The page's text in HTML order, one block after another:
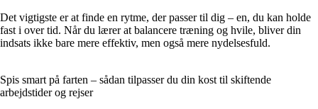
Det vigtigste er at finde en rytme, der passer til dig – en, du kan holde
fast i over tid. Når du lærer at balancere træning og hvile, bliver din
indsats ikke bare mere effektiv, men også mere nydelsesfuld.
Spis smart på farten – sådan tilpasser du din kost til skiftende
arbejdstider og rejser